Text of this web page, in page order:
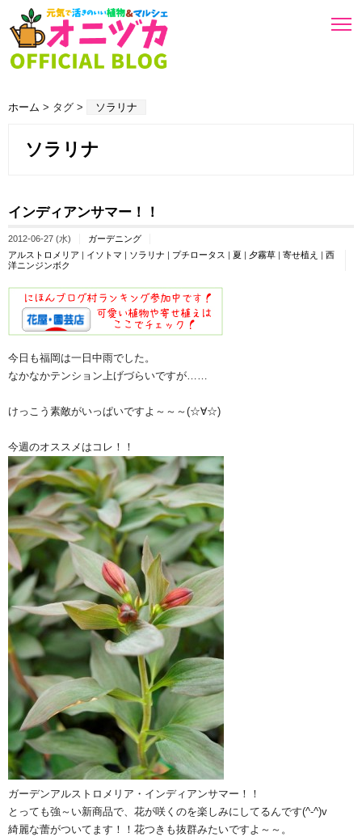
ホーム > タグ > ソラリナ
ソラリナ
インディアンサマー！！
2012-06-27 (水)
ガーデニング
アルストロメリア | イソトマ | ソラリナ | プチロータス | 夏 | 夕霧草 | 寄せ植え | 西
洋ニンジンボク
今日も福岡は一日中雨でした。
なかなかテンション上げづらいですが……
けっこう素敵がいっぱいですよ～～～(☆∀☆)
今週のオススメはコレ！！
ガーデンアルストロメリア・インディアンサマー！！
とっても強～い新商品で、花が咲くのを楽しみにしてるんです(^-^)v
綺麗な蕾がついてます！！花つきも抜群みたいですよ～～。